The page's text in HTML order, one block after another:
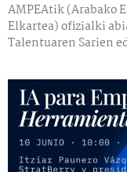
AMPEAtik (Arabako
Elkartea) ofizialki
Talentuaren Sarien